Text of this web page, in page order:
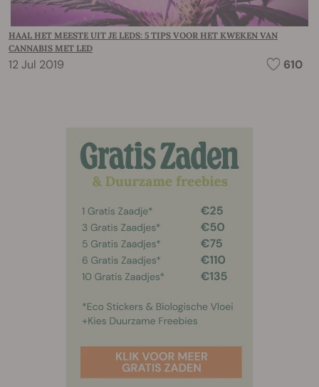
HAAL HET MEESTE UIT JE LEDS: 5 TIPS VOOR HET KWEKEN VAN
CANNABIS MET LED
12 Jul 2019 610